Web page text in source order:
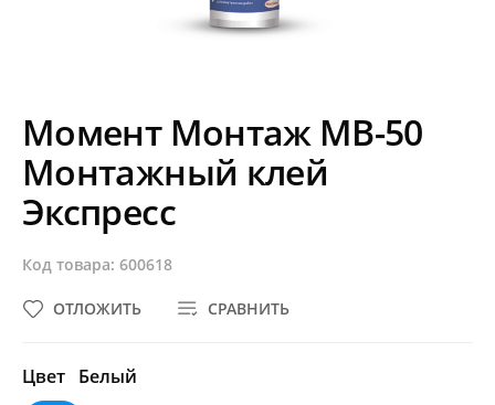
Момент Монтаж МВ-50
Монтажный клей
Экспресс
Код товара: 600618
СРАВНИТЬ
ОТЛОЖИТЬ
Цвет Белый